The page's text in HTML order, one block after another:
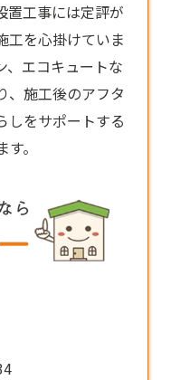
置工事には定評が
工を心掛けていま
、エコキュートな
、施工後のアフタ
しをサポートする
。